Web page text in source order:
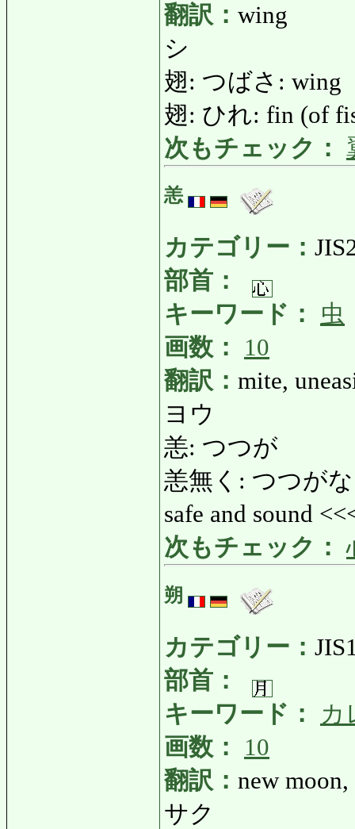
翻訳： wing
シ
翅: つばさ: wing
翅: ひれ: fin (of
次もチェック：
恙
カテゴリー：
部首：
キーワード：
虫
画数：
10
翻訳： mite,
ヨウ
恙: つつが
恙無く: つつがな
safe and sound
次もチェック：
朔
カテゴリー：
部首：
キーワード：
カ
画数：
10
翻訳： new
サク